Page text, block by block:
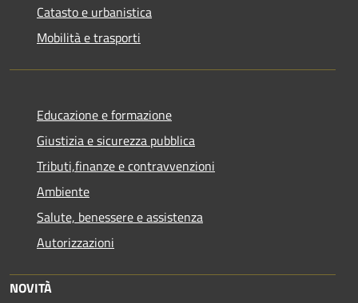
Catasto e urbanistica
Mobilità e trasporti
Educazione e formazione
Giustizia e sicurezza pubblica
Tributi,finanze e contravvenzioni
Ambiente
Salute, benessere e assistenza
Autorizzazioni
NOVITÀ